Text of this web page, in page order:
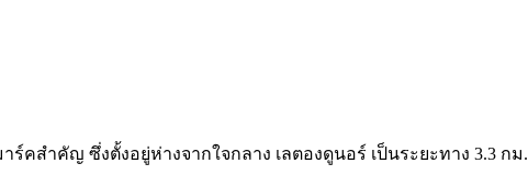
คสำคัญ ซึ่งตั้งอยู่ห่างจากใจกลาง เลตองดูนอร์ เป็นระยะทาง 3.3 กม.